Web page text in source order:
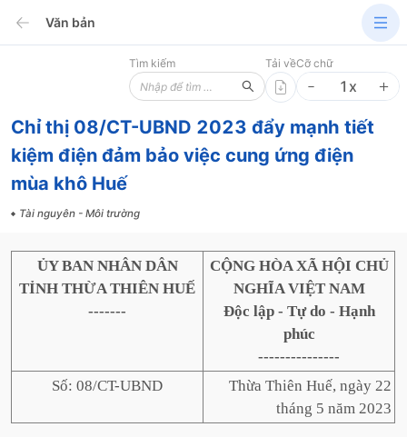
Văn bản
Tìm kiếm Tải vềCỡ chữ
1 x
Chỉ thị 08/CT-UBND 2023 đẩy mạnh tiết
kiệm điện đảm bảo việc cung ứng điện
mùa khô Huế
Tài nguyên - Môi trường
ỦY BAN NHÂN DÂN
TỈNH THỪA THIÊN HUẾ
-------
CỘNG HÒA XÃ HỘI CHỦ
NGHĨA VIỆT NAM
Độc lập - Tự do - Hạnh
phúc
---------------
Số: 08/CT-UBND
Thừa Thiên Huế, ngày 22
tháng 5 năm 2023